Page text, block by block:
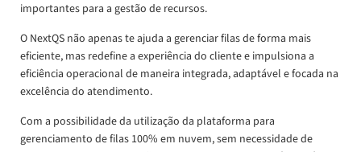
importantes para a gestão de recursos.
O NextQS não apenas te ajuda a gerenciar filas de forma mais
eficiente, mas redefine a experiência do cliente e impulsiona a
eficiência operacional de maneira integrada, adaptável e focada na
excelência do atendimento.
Com a possibilidade da utilização da plataforma para
gerenciamento de filas 100% em nuvem, sem necessidade de